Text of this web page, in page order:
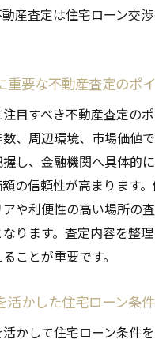
産査定は住宅ローン交
重要な不動産査定のポ
目すべき不動産査定の
、周辺環境、市場価値
し、金融機関へ具体的
の信頼性が高まります
や利便性の高い場所の
ります。査定内容を整
ことが重要です。
活かした住宅ローン条
かして住宅ローン条件を